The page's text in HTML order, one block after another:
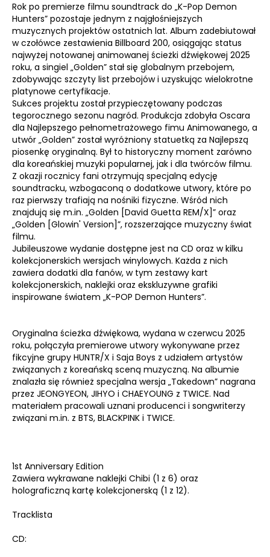
Rok po premierze filmu soundtrack do „K-Pop Demon
Hunters” pozostaje jednym z najgłośniejszych
muzycznych projektów ostatnich lat. Album zadebiutował
w czołówce zestawienia Billboard 200, osiągając status
najwyżej notowanej animowanej ścieżki dźwiękowej 2025
roku, a singiel „Golden” stał się globalnym przebojem,
zdobywając szczyty list przebojów i uzyskując wielokrotne
platynowe certyfikacje.
Sukces projektu został przypieczętowany podczas
tegorocznego sezonu nagród. Produkcja zdobyła Oscara
dla Najlepszego pełnometrażowego fimu Animowanego, a
utwór „Golden” został wyróżniony statuetką za Najlepszą
piosenkę oryginalną. Był to historyczny moment zarówno
dla koreańskiej muzyki popularnej, jak i dla twórców filmu.
Z okazji rocznicy fani otrzymują specjalną edycję
soundtracku, wzbogaconą o dodatkowe utwory, które po
raz pierwszy trafiają na nośniki fizyczne. Wśród nich
znajdują się m.in. „Golden [David Guetta REM/X]” oraz
„Golden [Glowin' Version]”, rozszerzające muzyczny świat
filmu.
Jubileuszowe wydanie dostępne jest na CD oraz w kilku
kolekcjonerskich wersjach winylowych. Każda z nich
zawiera dodatki dla fanów, w tym zestawy kart
kolekcjonerskich, naklejki oraz ekskluzywne grafiki
inspirowane światem „K-POP Demon Hunters”.
Oryginalna ścieżka dźwiękowa, wydana w czerwcu 2025
roku, połączyła premierowe utwory wykonywane przez
fikcyjne grupy HUNTR/X i Saja Boys z udziałem artystów
związanych z koreańską sceną muzyczną. Na albumie
znalazła się również specjalna wersja „Takedown” nagrana
przez JEONGYEON, JIHYO i CHAEYOUNG z TWICE. Nad
materiałem pracowali uznani producenci i songwriterzy
związani m.in. z BTS, BLACKPINK i TWICE.
1st Anniversary Edition
Zawiera wykrawane naklejki Chibi (1 z 6) oraz
holograficzną kartę kolekcjonerską (1 z 12).
Tracklista
CD: